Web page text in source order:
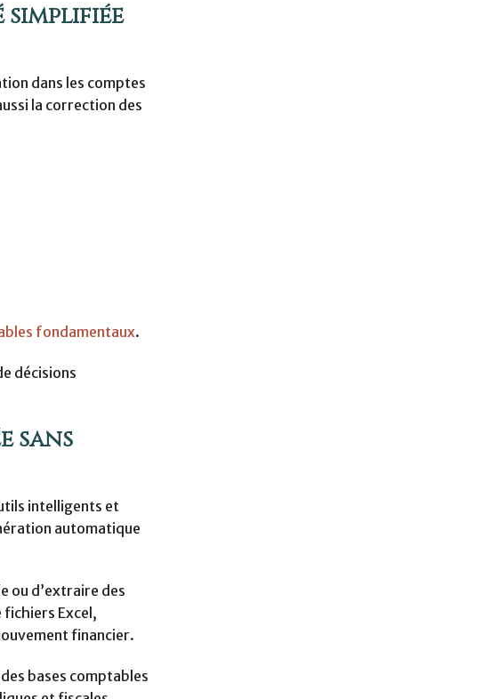
dans les comptes
la correction des
fondamentaux.
décisions
sans
intelligents et
automatique
ou d’extraire des
Excel,
financier.
bases comptables